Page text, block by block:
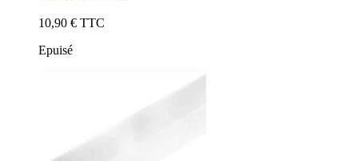
10,90 € TTC
Epuisé